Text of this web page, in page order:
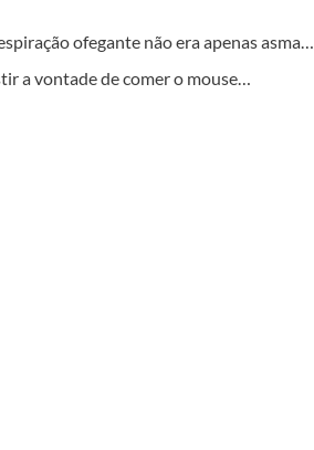
ofegante não era apenas asma…
a vontade de comer o mouse…